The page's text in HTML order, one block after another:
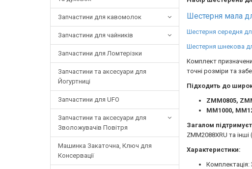
Запчастини для кавомолок
Запчастини для чайників
Запчастини для Ломтерізки
Запчастини та аксесуари для
Йогуртниці
Запчастини для UFO
Запчастини та аксесуари для
Зволожувачів Повітря
Машинка Закаточна, Ключ для
Консервації
Шестерня мала
Шестерня середня
Шестерня шнекова
Комплект
точні розміри та
Підходить до
ZMM0805,
MM1000,
Загалом
ZMM2088XRU та
Характеристики: